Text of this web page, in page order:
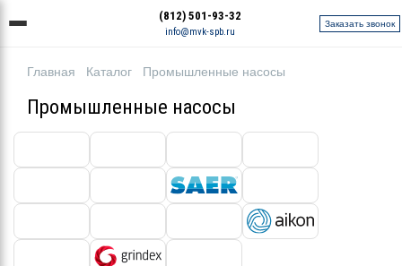
(812) 501-93-32
info@mvk-spb.ru
Заказать звонок
Главная Каталог Промышленные насосы
Промышленные насосы